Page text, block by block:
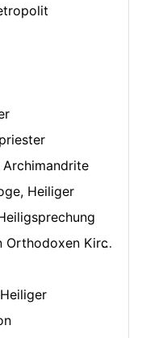
Archimandrite
Heiliger
Kirche